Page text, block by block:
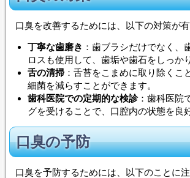
口臭を改善するためには、以下の対策が有
丁寧な歯磨き ：歯ブラシだけでなく、
ロスも使用して、歯垢や歯石をしっか
舌の清掃：舌苔をこまめに取り除くこ
細菌を減らすことができます。
歯科医院での定期的な検診：歯科医院
グを受けることで、口腔内の状態を良
口臭の予防
口臭を予防するためには、以下のことに注